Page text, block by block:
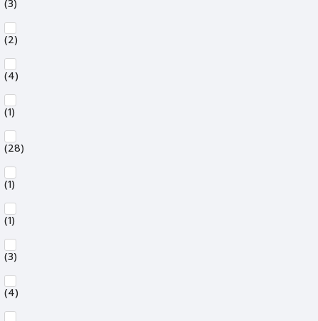
(3)
(2)
(4)
(1)
(28)
(1)
(1)
(3)
(4)